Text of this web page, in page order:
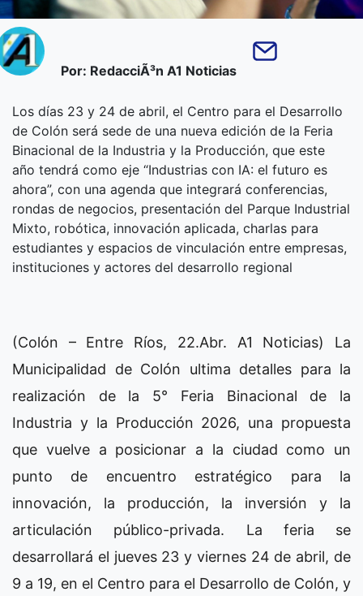
Por: RedacciÃ³n A1 Noticias
Los días 23 y 24 de abril, el Centro para el Desarrollo
de Colón será sede de una nueva edición de la Feria
Binacional de la Industria y la Producción, que este
año tendrá como eje “Industrias con IA: el futuro es
ahora”, con una agenda que integrará conferencias,
rondas de negocios, presentación del Parque Industrial
Mixto, robótica, innovación aplicada, charlas para
estudiantes y espacios de vinculación entre empresas,
instituciones y actores del desarrollo regional
(Colón – Entre Ríos, 22.Abr. A1 Noticias) La
Municipalidad de Colón ultima detalles para la
realización de la 5° Feria Binacional de la
Industria y la Producción 2026, una propuesta
que vuelve a posicionar a la ciudad como un
punto de encuentro estratégico para la
innovación, la producción, la inversión y la
articulación público-privada. La feria se
desarrollará el jueves 23 y viernes 24 de abril, de
9 a 19, en el Centro para el Desarrollo de Colón, y